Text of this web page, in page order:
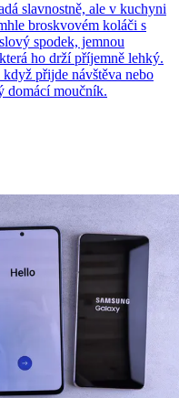
slavnostně, ale v kuchyni
broskvovém koláči s
spodek, jemnou
ho drží příjemně lehký.
přijde návštěva nebo
domácí moučník.